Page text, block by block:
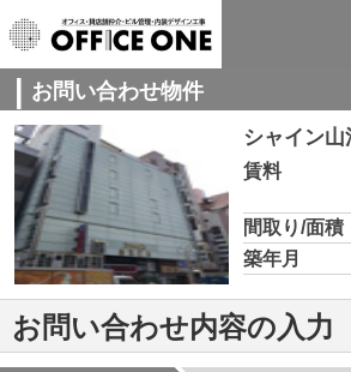
お問い合わせ物件
賃料
間取り/面積
築年月
お問い合わせ内容の入力